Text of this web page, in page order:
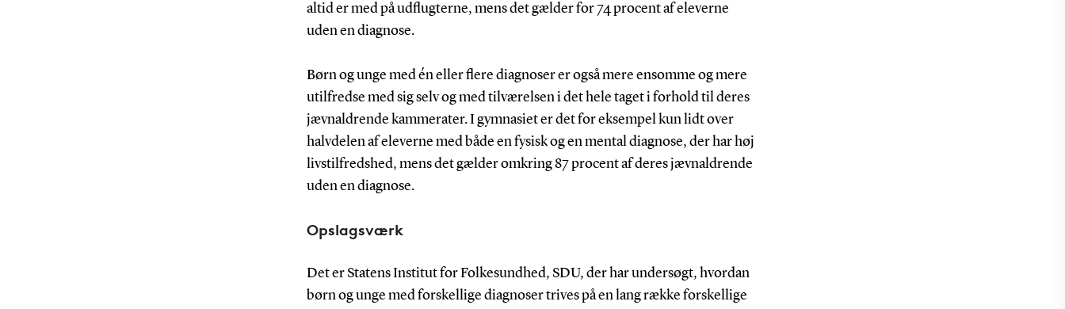
altid er med på udflugterne, mens det gælder for 74 procent af eleverne
uden en diagnose.
Børn og unge med én eller flere diagnoser er også mere ensomme og mere
utilfredse med sig selv og med tilværelsen i det hele taget i forhold til deres
jævnaldrende kammerater. I gymnasiet er det for eksempel kun lidt over
halvdelen af eleverne med både en fysisk og en mental diagnose, der har høj
livstilfredshed, mens det gælder omkring 87 procent af deres jævnaldrende
uden en diagnose.
Opslagsværk
Det er Statens Institut for Folkesundhed, SDU, der har undersøgt, hvordan
børn og unge med forskellige diagnoser trives på en lang række forskellige